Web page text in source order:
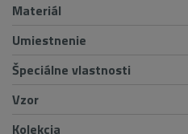
Materiál
Umiestnenie
Špeciálne vlastnosti
Vzor
Kolekcia